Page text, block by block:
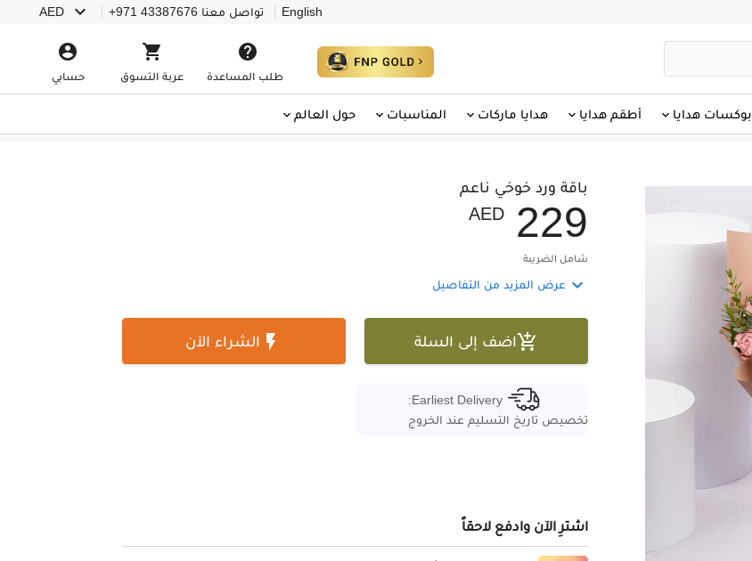
English تواصل معنا +971 43387676
AED 

طلب المساعدة

عربة التسوق

حسابي
بوكسات هدايا أطقم هدايا هدايا ماركات المناسبات حول العالم
باقة ورد خوخي ناعم
AED 229
شامل الضريبة
 عرض المزيد من التفاصيل
اضف إلى السلة  الشراء الآن
Earliest Delivery:
تخصيص تاريخ التسليم عند الخروج
اشترِ الآن وادفع لاحقاً